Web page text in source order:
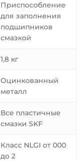
Приспособление
для заполнения
подшипников
смазкой
1,8 кг
Оцинкованный
металл
Все пластичные
смазки SKF
Класс NLGI от 000
до 2